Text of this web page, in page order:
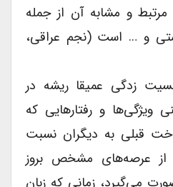
و مشابه آن از جمله
و … است (نجم عراقی،
زدگی عمیقا ریشه در
و رفتارهایی که
قبلی به دیگران نسبت
عرصه‌های مشخص بروز
می‌گیرد، زمانی که زبان